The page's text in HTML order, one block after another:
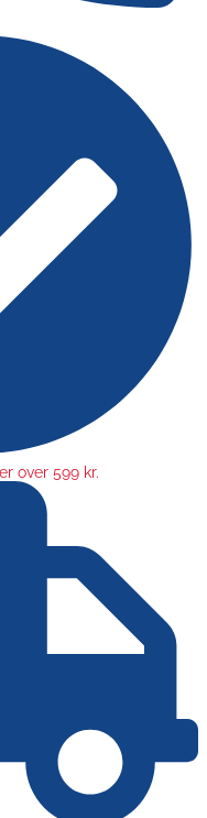
over 599 kr.